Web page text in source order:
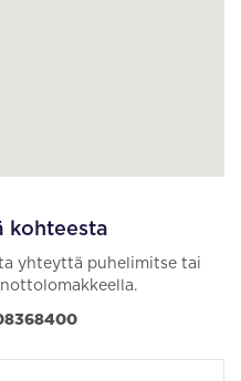
kohteesta
yhteyttä puhelimitse tai